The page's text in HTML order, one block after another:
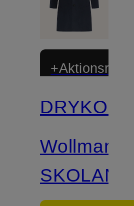
+Aktionsrabatt
DRYKORN
Wollmantel
SKOLAN